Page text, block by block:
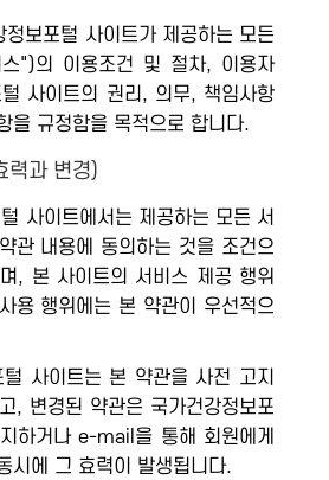
정보포털 사이트가 제공하는 모든
")의 이용조건 및 절차, 이용자
사이트의 권리, 의무, 책임사항
을 규정함을 목적으로 합니다.
력과 변경)
사이트에서는 제공하는 모든 서
관 내용에 동의하는 것을 조건으
, 본 사이트의 서비스 제공 행위
용 행위에는 본 약관이 우선적으
사이트는 본 약관을 사전 고지
, 변경된 약관은 국가건강정보포
하거나 e-mail을 통해 회원에게
시에 그 효력이 발생됩니다.